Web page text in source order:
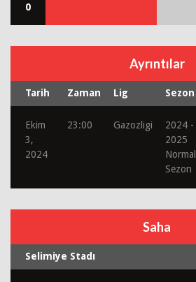
0
Ayrıntılar
Tarih Zaman Lig Sezon
Ekim
3,
2024
23:00 Gazozligi
2024 -
2025
Normal
Sezon
Saha
Selimiye Stadı